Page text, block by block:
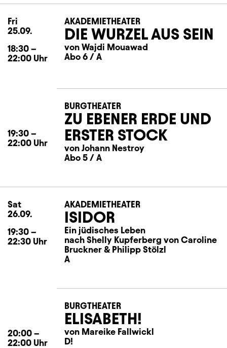
Fri
25.09.
18:30 –
22:00 Uhr
AKADEMIETHEATER
DIE WURZEL AUS SEIN
von Wajdi Mouawad
Abo 6 / A
19:30 –
22:00 Uhr
BURGTHEATER
ZU EBENER ERDE UND
ERSTER STOCK
von Johann Nestroy
Abo 5 / A
Sat
26.09.
19:30 –
22:30 Uhr
AKADEMIETHEATER
ISIDOR
Ein jüdisches Leben
nach Shelly Kupferberg von Caroline
Bruckner & Philipp Stölzl
A
20:00 –
22:00 Uhr
BURGTHEATER
ELISABETH!
von Mareike Fallwickl
D!